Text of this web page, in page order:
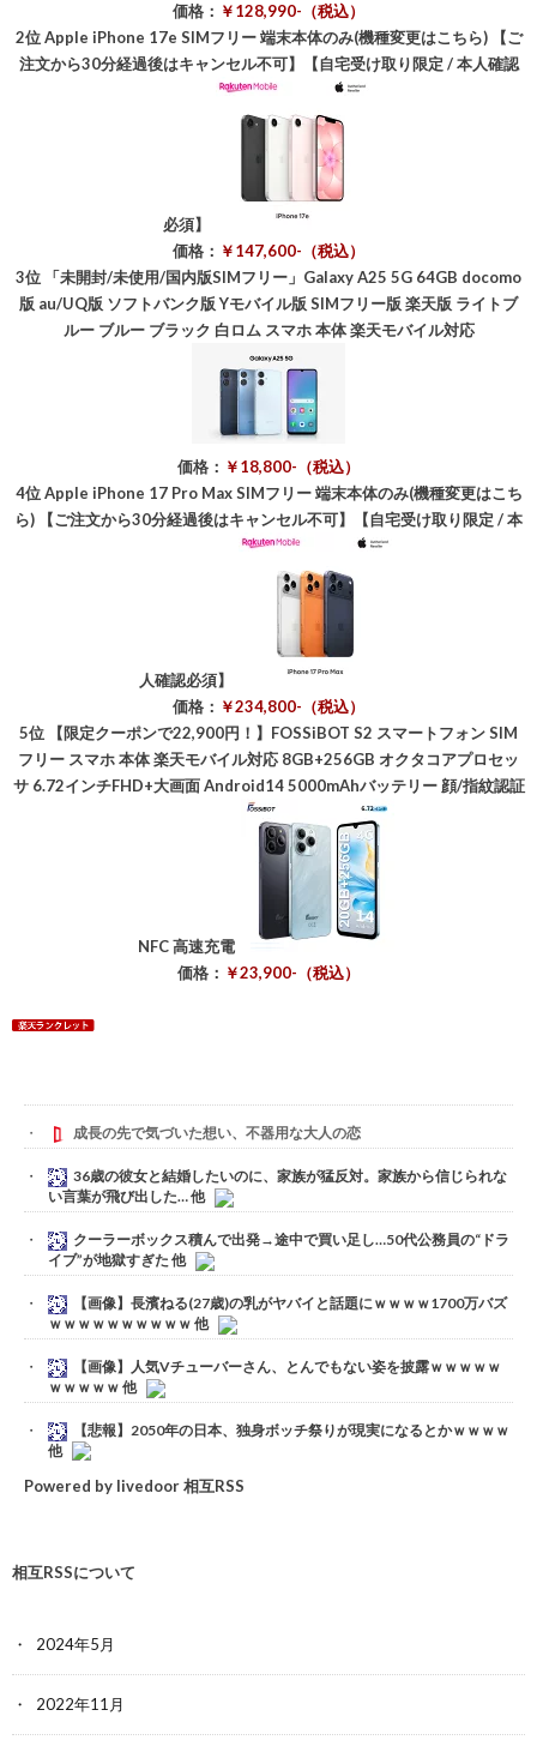
価格： ￥128,990-（税込）
2位 Apple iPhone 17e SIMフリー 端末本体のみ(機種変更はこちら) 【ご
注文から30分経過後はキャンセル不可】【自宅受け取り限定 / 本人確認
必須】
価格： ￥147,600-（税込）
3位
「未開封/未使用/国内版SIMフリー」Galaxy A25 5G 64GB docomo
版 au/UQ版 ソフトバンク版 Yモバイル版 SIMフリー版 楽天版 ライトブ
ルー ブルー ブラック 白ロム スマホ 本体 楽天モバイル対応
価格： ￥18,800-（税込）
4位 Apple iPhone 17 Pro Max SIMフリー 端末本体のみ(機種変更はこち
ら) 【ご注文から30分経過後はキャンセル不可】【自宅受け取り限定 / 本
人確認必須】
価格： ￥234,800-（税込）
5位
【限定クーポンで22,900円！】FOSSiBOT S2 スマートフォン SIM
フリー スマホ 本体 楽天モバイル対応 8GB+256GB オクタコアプロセッ
サ 6.72インチFHD+大画面 Android14 5000mAhバッテリー 顔/指紋認証
NFC 高速充電
価格： ￥23,900-（税込）
成長の先で気づいた想い、不器用な大人の恋
36歳の彼女と結婚したいのに、家族が猛反対。家族から信じられな
い言葉が飛び出した… 他
クーラーボックス積んで出発→途中で買い足し…50代公務員の“ドラ
イブ”が地獄すぎた 他
【画像】長濱ねる(27歳)の乳がヤバイと話題にｗｗｗｗ1700万バズ
ｗｗｗｗｗｗｗｗｗｗ 他
【画像】人気Vチューバーさん、とんでもない姿を披露ｗｗｗｗｗ
ｗｗｗｗｗ 他
【悲報】2050年の日本、独身ボッチ祭りが現実になるとかｗｗｗｗ
他
Powered by livedoor 相互RSS
相互RSSについて
2024年5月
2022年11月